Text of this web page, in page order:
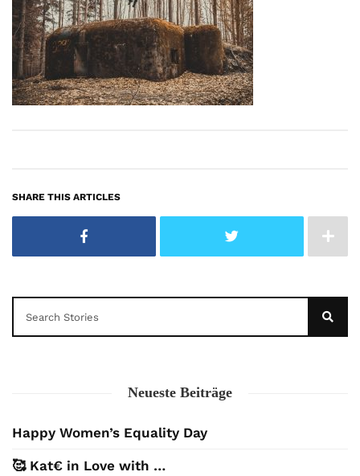
SHARE THIS ARTICLES
Neueste Beiträge
Happy Women’s Equality Day
🥰 Kat€ in Love with …